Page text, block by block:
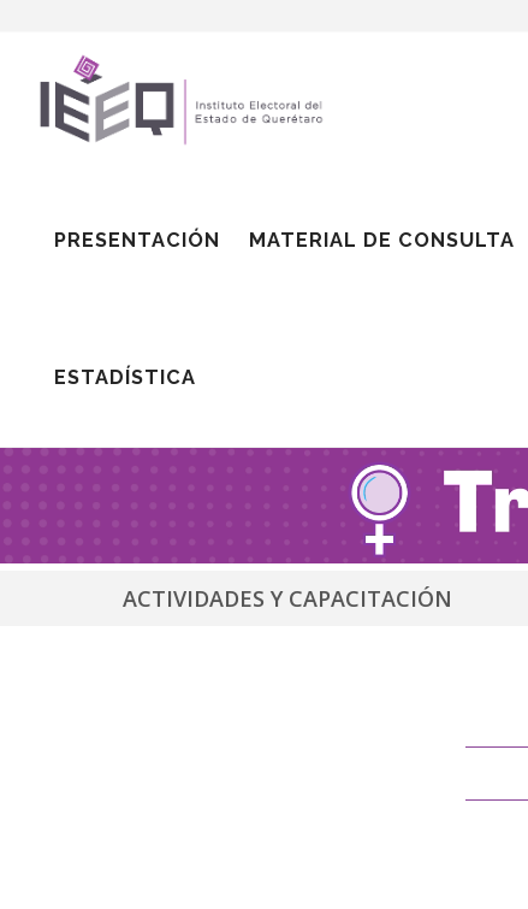
PRESENTACIÓN MATERIAL DE CONSULTA
ESTADÍSTICA
ACTIVIDADES Y CAPACITACIÓN